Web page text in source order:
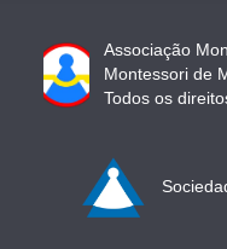
Associação
Montessori de
Todos os